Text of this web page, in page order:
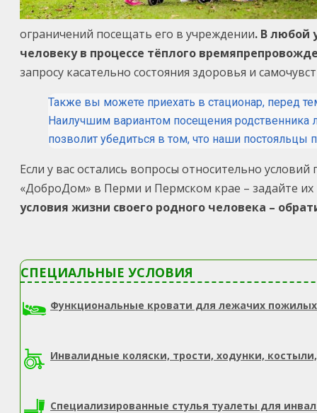
ограничений посещать его в учреждении. В любой
человеку в процессе тёплого
запросу касательно состояния здоровья и
Также вы можете приехать в стационар, перед
Наилучшим вариантом посещения родственника
позволит убедиться в том, что наши
Если у вас остались вопросы относительно
«ДоброДом» в Перми и Пермском крае – задайте
условия жизни своего родного человека –
СПЕЦИАЛЬНЫЕ УСЛОВИЯ
Функциональные кровати для лежачих
Инвалидные коляски, трости, ходунки,
Специализированные стулья туалеты для